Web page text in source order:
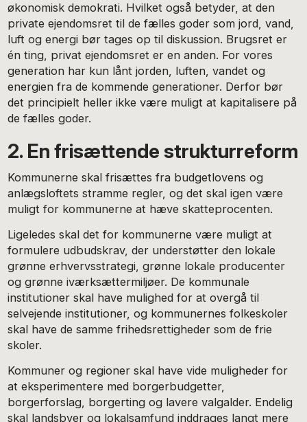
økonomisk demokrati. Hvilket også betyder, at den
private ejendomsret til de fælles goder som jord, vand,
luft og energi bør tages op til diskussion. Brugsret er
én ting, privat ejendomsret er en anden. For vores
generation har kun lånt jorden, luften, vandet og
energien fra de kommende generationer. Derfor bør
det principielt heller ikke være muligt at kapitalisere på
de fælles goder.
2. En frisættende strukturreform
Kommunerne skal frisættes fra budgetlovens og
anlægsloftets stramme regler, og det skal igen være
muligt for kommunerne at hæve skatteprocenten.
Ligeledes skal det for kommunerne være muligt at
formulere udbudskrav, der understøtter den lokale
grønne erhvervsstrategi, grønne lokale producenter
og grønne iværksættermiljøer. De kommunale
institutioner skal have mulighed for at overgå til
selvejende institutioner, og kommunernes folkeskoler
skal have de samme frihedsrettigheder som de frie
skoler.
Kommuner og regioner skal have vide muligheder for
at eksperimentere med borgerbudgetter,
borgerforslag, borgerting og lavere valgalder. Endelig
skal landsbyer og lokalsamfund inddrages langt mere